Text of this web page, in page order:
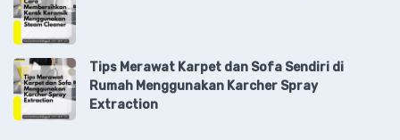
Tips Merawat Karpet dan Sofa Sendiri di
Rumah Menggunakan Karcher Spray
Extraction